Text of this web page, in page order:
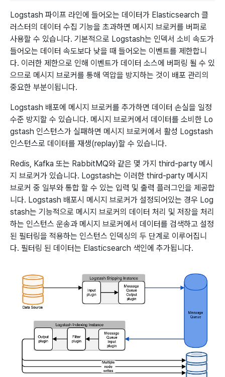
Logstash 파이프 라인에 들어오는 데이터가 Elasticsearch 클
러스터의 데이터 수집 기능을 초과하면 메시지 브로커를 버퍼로
사용할 수 있습니다. 기본적으로 Logstash는 인덱서 소비 속도가
들어오는 데이터 속도보다 낮을 때 들어오는 이벤트를 제한합니
다. 이러한 제한으로 인해 이벤트가 데이터 소스에 버퍼링 될 수 있
으므로 메시지 브로커를 통해 역압을 방지하는 것이 배포 관리의
중요한 부분이됩니다.
Logstash 배포에 메시지 브로커를 추가하면 데이터 손실을 일정
수준 방지할 수 있습니다. 메시지 브로커에서 데이터를 소비한 Lo
gstash 인스턴스가 실패하면 메시지 브로커에서 활성 Logstash
인스턴스로 데이터를 재생(replay)할 수 있습니다.
Redis, Kafka 또는 RabbitMQ와 같은 몇 가지 third-party 메시
지 브로커가 있습니다. Logstash는 이러한 third-party 메시지
브로커 중 일부와 통합 할 수 있는 입력 및 출력 플러그인을 제공합
니다. Logstash 배포시 메시지 브로커가 설정되어있는 경우 Log
stash는 기능적으로 메시지 브로커의 데이터 처리 및 저장을 처리
하는 인스턴스 운송과 메시지 브로커에서 데이터를 검색하고 설정
된 필터링을 적용하는 인스턴스 인덱싱의 두 단계로 이루어집니
다. 필터링 된 데이터는 Elasticsearch 색인에 추가됩니다.